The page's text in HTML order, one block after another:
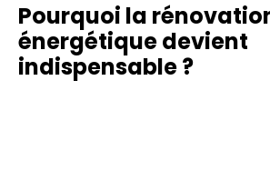
Pourquoi la
énergétiquedevient
indispensable ?